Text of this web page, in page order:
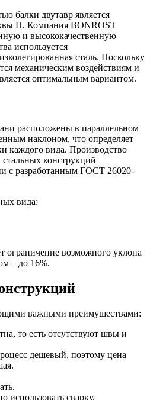
балки двутавр является
Н. Компания BONROST
и высококачественную
используется
сталь. Поскольку
механическим воздействиям и
оптимальным вариантом.
расположены в параллельном
наклоном, что определяет
каждого вида. Производство
конструкций
с разработанным ГОСТ 26020-
вида:
ограничение возможного уклона
– до 16%.
важными преимуществами:
то есть отсутствуют швы и
дешевый, поэтому цена
использовать сварку.